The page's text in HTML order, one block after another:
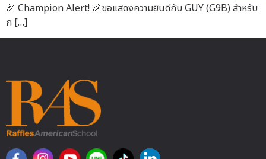
🎉 Champion Alert! 🎉ขอแสดงความยินดีกับ GUY (G9B) สำหรับ
ก […]